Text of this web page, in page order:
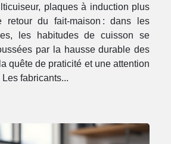
plaques à induction plus
retour du fait-maison : dans les
les habitudes de cuisson se
par la hausse durable des
quête de praticité et une attention
fabricants...